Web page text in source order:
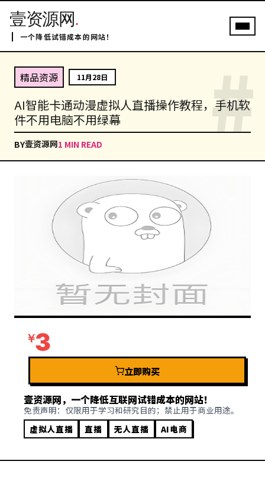
壹资源网.
一个降低试错成本的网站！
#
精品资源 11月28日
AI智能卡通动漫虚拟人直播操作教程，手机软
件不用电脑不用绿幕
BY壹资源网1 MIN READ
3
立即购买
壹资源网，一个降低互联网试错成本的网站！
免责声明：仅限用于学习和研究目的；禁止用于商业用途。
虚拟人直播
直播 无人直播 AI电商